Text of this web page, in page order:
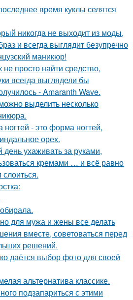
время куклы селятся
никогда не выходит из моды,
и всегда выглядит безупречно
маникюр!
просто найти средство,
всегда выглядели бы
- Amaranth Wave.
выделить несколько
- это форма ногтей,
орех.
ухаживать за руками,
кремами … и всё равно
слоиться.
для мужа и жены все делать
вместе, советоваться перед
решений.
даётся выбор фото для своей
альтернатива классике.
подзапариться с этими